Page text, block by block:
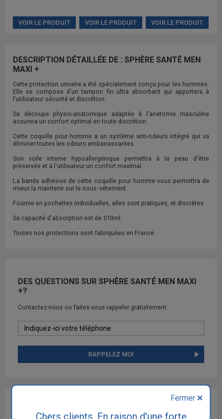
VOIR LE PRODUIT VOIR LE PRODUIT VOIR LE PRODUIT
DESCRIPTION DÉTAILLÉE DE : SPHÈRE SANTÉ MEN
MAXI +
Cette protection urinaire a été spécialement conçu pour les hommes.
Elle se compose d'un tampon fin ultra absorbant qui apportera à
l'utilisateur sécurité et discrétion.
Sa découpe physio-anatomique adaptée à l'anatomie masculine
assurera un confort optimal en toute discrétion.
Cette coquille pour homme a un système anti-odeurs intégré qui va
éliminer toutes les odeurs embarrassantes.
Son voile interne hypoallergénique permettra à la peau d'être
préservée et à l'utilisateur un confort maximal.
La bande adhésive de cette coquille pour homme vous permettra de
mieux la maintenir sur le sous -vêtement.
Fournie en pochettes individuelles, elles sont pratiques, et discrètes.
Sa capacité d'absorption est de 510ml.
Toutes nos protections sont fabriquées en France.
DES QUESTIONS SUR SPHÈRE SANTÉ MEN MAXI
+?
Contactez-nous ou faites vous rappeler gratuitement:
RAPPELEZ MOI
Chers clients, En raison d'une forte
Fermer